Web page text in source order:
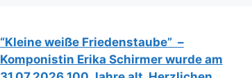
“Kleine weiße Friedenstaube” –
Komponistin Erika Schirmer wurde am